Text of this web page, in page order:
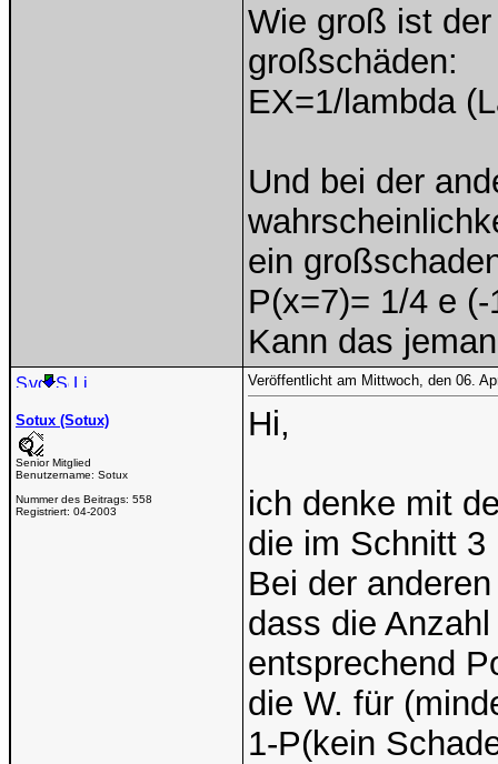
Wie groß ist
großschäden:
EX=1/lambda
Und bei der
ein
P(x=7)= 1/4 e
Kann das
Sotux (Sotux)
Senior Mitglied
Benutzername: Sotux
Nummer des Beitrags: 558
Registriert: 04-2003
Veröffentlicht am Mittwoch, den 06.
Hi,
ich denke mit
die im Schnitt
Bei der
dass die
entsprechend
die W. für
1-P(kein